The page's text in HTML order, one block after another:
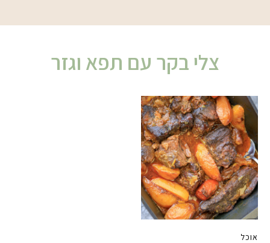
צלי בקר עם תפא וגזר
אוכל